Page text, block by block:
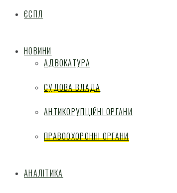
ЄСПЛ
НОВИНИ
АДВОКАТУРА
СУДОВА ВЛАДА
АНТИКОРУПЦІЙНІ ОРГАНИ
ПРАВООХОРОННІ ОРГАНИ
АНАЛІТИКА